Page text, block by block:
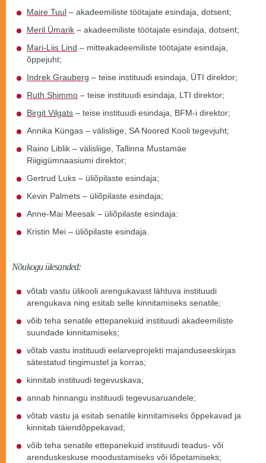
Maire Tuul – akadeemiliste töötajate esindaja, dotsent;
Meril Ümarik – akadeemiliste töötajate esindaja, dotsent;
Mari-Liis Lind – mitteakadeemiliste töötajate esindaja,
õppejuht;
Indrek Grauberg – teise instituudi esindaja, ÜTI direktor;
Ruth Shimmo – teise instituudi esindaja, LTI direktor;
Birgit Vilgats – teise instituudi esindaja, BFM-i direktor;
Annika Küngas – välisliige, SA Noored Kooli tegevjuht;
Raino Liblik – välisliige, Tallinna Mustamäe
Riigigümnaasiumi direktor;
Gertrud Luks – üliõpilaste esindaja;
Kevin Palmets – üliõpilaste esindaja;
Anne-Mai Meesak – üliõpilaste esindaja:
Kristin Mei – üliõpilaste esindaja.
Nõukogu ülesanded:
võtab vastu ülikooli arengukavast lähtuva instituudi
arengukava ning esitab selle kinnitamiseks senatile;
võib teha senatile ettepanekuid instituudi akadeemiliste
suundade kinnitamiseks;
võtab vastu instituudi eelarveprojekti majanduseeskirjas
sätestatud tingimustel ja korras;
kinnitab instituudi tegevuskava;
annab hinnangu instituudi tegevusaruandele;
võtab vastu ja esitab senatile kinnitamiseks õppekavad ja
kinnitab täiendõppekavad;
võib teha senatile ettepanekuid instituudi teadus- või
arenduskeskuse moodustamiseks või lõpetamiseks;